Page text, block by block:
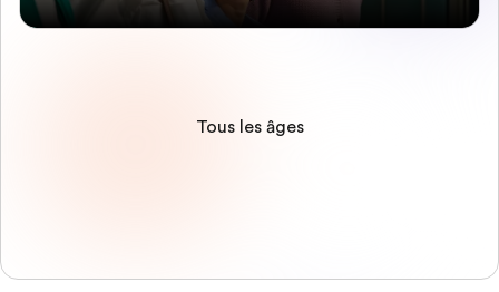
Tous les âges